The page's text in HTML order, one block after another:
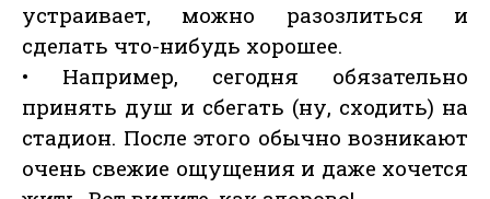
устраивает, можно разозлиться и
сделать что-нибудь хорошее.
• Например, сегодня обязательно
принять душ и сбегать (ну, сходить) на
стадион. После этого обычно возникают
очень свежие ощущения и даже хочется